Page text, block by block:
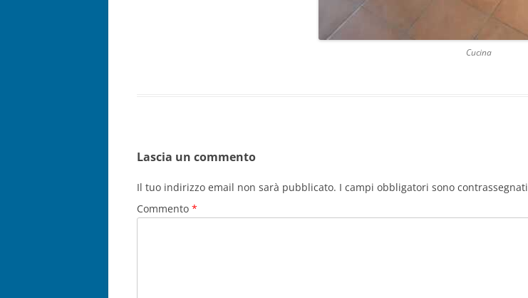
Cucina
Lascia un commento
Il tuo indirizzo email non sarà pubblicato. I campi obbligatori sono contrassegnati
Commento *